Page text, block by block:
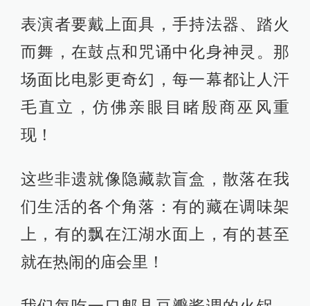
这种来自青海的民居不用砖和水泥，
直接用柳条、杨木编成墙，再抹上泥
巴，冬暖夏凉还防震！整栋楼不用一
根钉子，全凭传统榫卯和编织技艺搞
定！
咱“郫县豆瓣酱”也是正宗非遗！它的制
作过程要经过好几个月甚至一年，还
要看天气、看温度，老师傅得凭经验
听声音、闻味道来判断发酵程度。